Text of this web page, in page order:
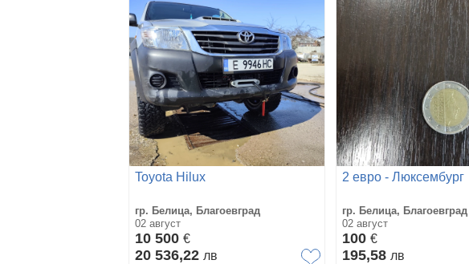
Toyota Hilux
гр. Белица, Благоевград
02 август
10 500 €
20 536,22 лв
2 евро - Люксембург
гр. Белица, Благоевград
02 август
100 €
195,58 лв